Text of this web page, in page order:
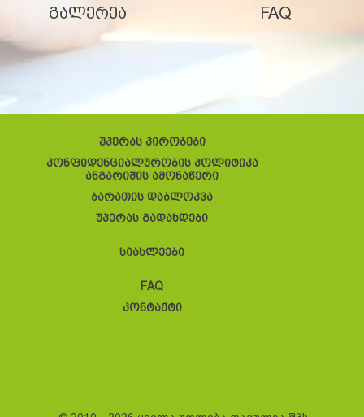
გალერეა FAQ
უპერას პირობები
კონფიდენციალურობის პოლიტიკა
ანგარიშის ამონაწერი
ბარათის დაბლოკვა
უპერას გადახდები
სიახლეები
FAQ
კონტაქტი